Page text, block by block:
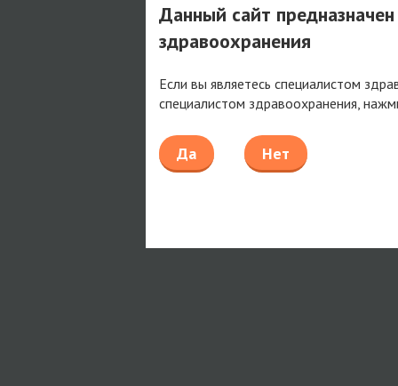
Данный сайт
здравоохранения
Если вы являетесь специалистом
специалистом здравоохранения,
Да Нет